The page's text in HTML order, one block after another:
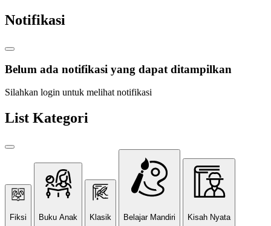
Notifikasi
Belum ada notifikasi yang dapat ditampilkan
Silahkan login untuk melihat notifikasi
List Kategori
Fiksi Buku Anak Klasik Belajar Mandiri Kisah Nyata